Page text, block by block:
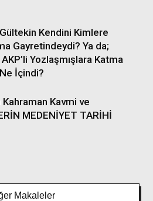
Kendini Kimlere
Gayretindeydi? Ya da;
AKP’li Yozlaşmışlara Katma
İçindi?
Kahraman Kavmi ve
MEDENİYET TARİHİ
Makaleler